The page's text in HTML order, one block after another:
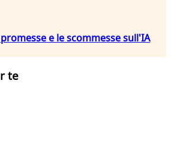
e le scommesse sull'IA
te